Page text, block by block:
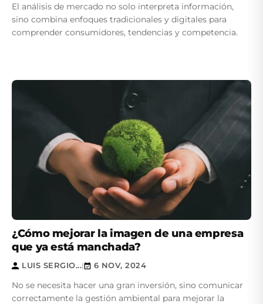
El análisis de mercado no solo interpreta información,
sino combina enfoques tradicionales y digitales para
comprender consumidores, tendencias y competencia.
¿Cómo mejorar la imagen de una empresa
que ya está manchada?
LUIS SERGIO...| 6 NOV, 2024
No se necesita hacer una gran inversión, sino comunicar
correctamente la gestión ambiental para mejorar la